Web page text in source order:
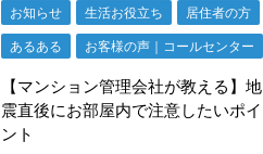
お知らせ 生活お役立ち 居住者の方
あるある お客様の声｜コールセンター
【マンション管理会社が教える】地
震直後にお部屋内で注意したいポイ
ント